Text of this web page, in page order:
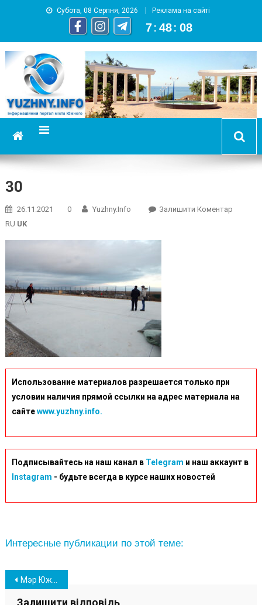
Субота, 08 Серпня, 2026 Реклама на сайті
7 : 48 : 09
YUZHNY.INFO
информационный портал города Южный
30
26.11.2021 0 Yuzhny.info Залишити КоментарOn
RU UK
Использование материалов разрешается только при
условии наличия прямой ссылки на адрес материала на
сайтеwww.yuzhny.info.
Подписывайтесь на наш канал в Telegram и наш аккаунт в
Instagram - будьте всегда в курсе наших новостей
Интересные публикации по этой теме:
Навігація
Мэр Южного проинспектировал строительные объекты города (фото)
Залишити відповідь